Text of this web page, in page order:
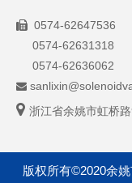
 0574-62647536
0574-62631318
0574-62636062

 浙江省余姚市虹桥
版权所有©2020余